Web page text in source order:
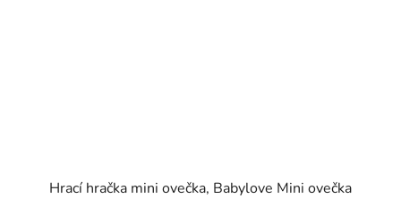
Hrací hračka mini ovečka, Babylove Mini ovečka